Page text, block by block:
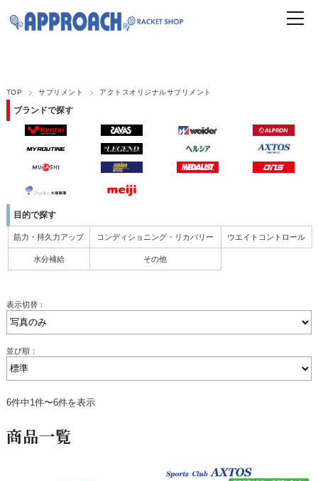
TOP サプリメント アクトスオリジナルサプリメント
ブランドで探す
目的で探す
筋力・持久力アップ コンディショニング・リカバリー ウエイトコントロール
水分補給 その他
表示切替：
並び順：
6件中1件〜6件を表示
商品一覧